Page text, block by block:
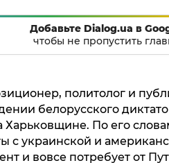
Добавьте Dialog.ua в
чтобы не пропустить
политолог и
белорусского
По его
с украинской и
и вовсе потребует от